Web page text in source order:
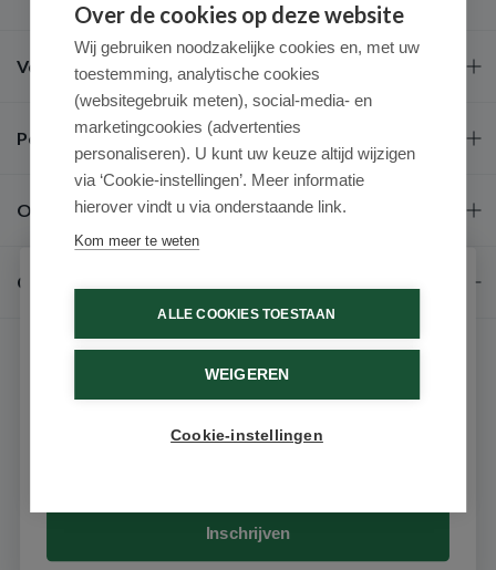
Veel gestelde vragen
Populaire merken
Over ons
Contact
9.6 / 10 (531 beoordelingen)
Over de cookies op deze website
Wij gebruiken noodzakelijke cookies en, met uw
toestemming, analytische cookies
(websitegebruik meten), social-media- en
marketingcookies (advertenties
personaliseren). U kunt uw keuze altijd wijzigen
via ‘Cookie-instellingen’. Meer informatie
hierover vindt u via onderstaande link.
Kom meer te weten
ALLE COOKIES TOESTAAN
WEIGEREN
Cookie-instellingen
Schrijf je in voor onze nieuwsbrief
Ontvang als eerste de beste aanbiedingen en persoonlijk
advies
Inschrijven